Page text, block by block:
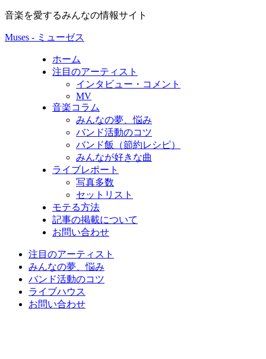
音楽を愛するみんなの情報サイト
Muses - ミューゼス
ホーム
注目のアーティスト
インタビュー・コメント
MV
音楽コラム
みんなの夢、悩み
バンド活動のコツ
バンド飯（節約レシピ）
みんなが好きな曲
ライブレポート
写真多数
セットリスト
モテる方法
記事の掲載について
お問い合わせ
注目のアーティスト
みんなの夢、悩み
バンド活動のコツ
ライブハウス
お問い合わせ